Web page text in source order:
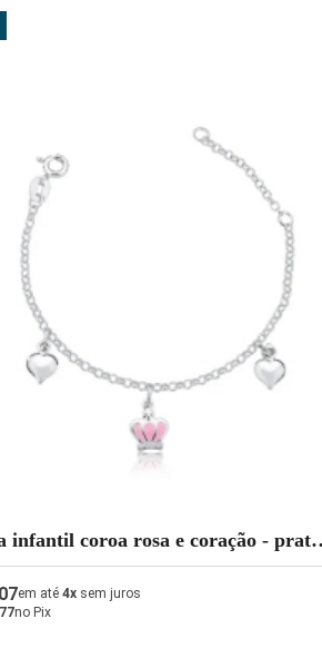
infantil coroa rosa e coração - prata
em até 4xsem juros
no Pix